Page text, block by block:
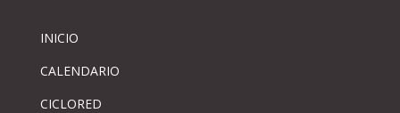
INICIO
CALENDARIO
CICLORED